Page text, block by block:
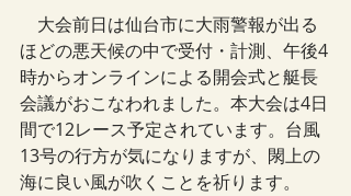
大会前日は仙台市に大雨警報が出る
ほどの悪天候の中で受付・計測、午後4
時からオンラインによる開会式と艇長
会議がおこなわれました。本大会は4日
間で12レース予定されています。台風
13号の行方が気になりますが、閖上の
海に良い風が吹くことを祈ります。